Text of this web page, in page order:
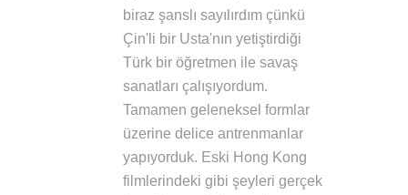
biraz şanslı sayılırdım çünkü
Çin'li bir Usta'nın yetiştirdiği
Türk bir öğretmen ile savaş
sanatları çalışıyordum.
Tamamen geleneksel formlar
üzerine delice antrenmanlar
yapıyorduk. Eski Hong Kong
filmlerindeki gibi şeyleri gerçek